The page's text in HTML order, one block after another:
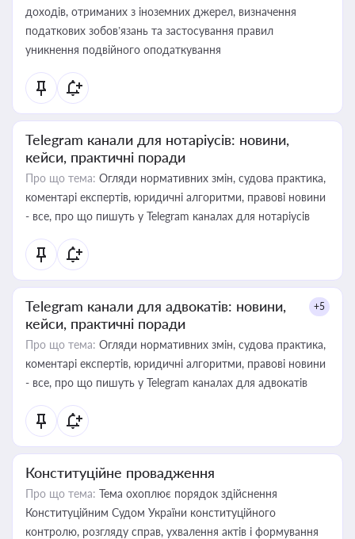
доходів, отриманих з іноземних джерел, визначення
податкових зобов’язань та застосування правил
уникнення подвійного оподаткування
Telegram канали для нотаріусів: новини,
кейси, практичні поради
Про що тема: Огляди нормативних змін, судова практика,
коментарі експертів, юридичні алгоритми, правові новини
- все, про що пишуть у Telegram каналах для нотаріусів
Telegram канали для адвокатів: новини,
кейси, практичні поради
+5
Про що тема: Огляди нормативних змін, судова практика,
коментарі експертів, юридичні алгоритми, правові новини
- все, про що пишуть у Telegram каналах для адвокатів
Конституційне провадження
Про що тема: Тема охоплює порядок здійснення
Конституційним Судом України конституційного
контролю, розгляду справ, ухвалення актів і формування